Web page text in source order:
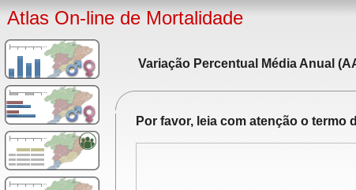
Atlas On-line de Mortalidade
Variação Percentual Média Anual
Por favor, leia com atenção o termo